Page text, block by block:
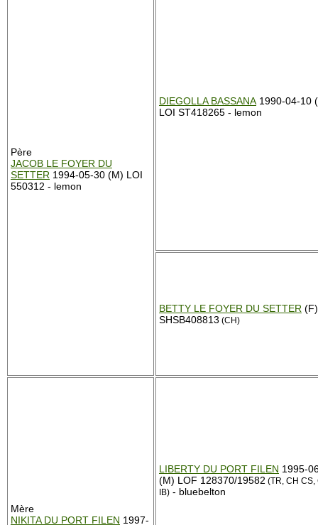
Père
JACOB LE FOYER DU
SETTER 1994-05-30 (M) LOI
550312 - lemon
DIEGOLLA BASSANA 1990-04-10
LOI ST418265 - lemon
BETTY LE FOYER DU SETTER (F)
SHSB408813 (CH)
Mère
NIKITA DU PORT FILEN 1997-
LIBERTY DU PORT FILEN 1995-
(M) LOF 128370/19582 (TR, CH CS,
IB) - bluebelton